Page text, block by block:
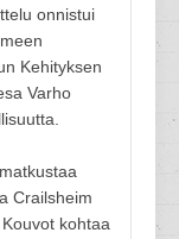
onnistui
Kehityksen
Varho
Crailsheim
kohtaa